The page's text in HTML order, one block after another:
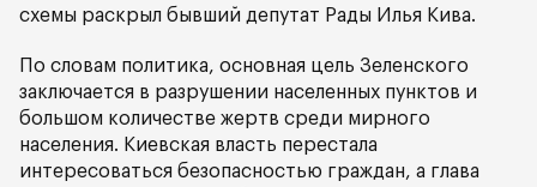
схемы раскрыл бывший депутат Рады Илья Кива.
По словам политика, основная цель Зеленского
заключается в разрушении населенных пунктов и
большом количестве жертв среди мирного
населения. Киевская власть перестала
интересоваться безопасностью граждан, а глава